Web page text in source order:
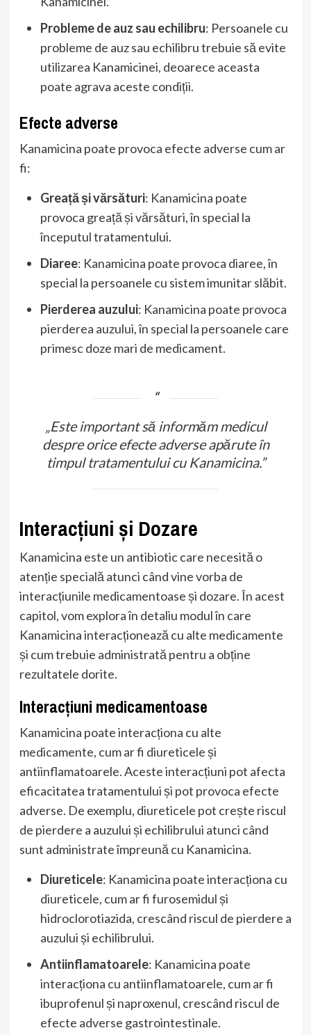
Probleme de auz sau echilibru: Persoanele cu
probleme de auz sau echilibru trebuie să evite
utilizarea Kanamicinei, deoarece aceasta
poate agrava aceste condiții.
Efecte adverse
Kanamicina poate provoca efecte adverse cum ar
fi:
Greață și vărsături: Kanamicina poate
provoca greață și vărsături, în special la
începutul tratamentului.
Diaree: Kanamicina poate provoca diaree, în
special la persoanele cu sistem imunitar slăbit.
Pierderea auzului: Kanamicina poate provoca
pierderea auzului, în special la persoanele care
primesc doze mari de medicament.
„Este important să informăm medicul
despre orice efecte adverse apărute în
timpul tratamentului cu Kanamicina.”
Interacțiuni și Dozare
Kanamicina este un antibiotic care necesită o
atenție specială atunci când vine vorba de
interacțiunile medicamentoase și dozare. În acest
capitol, vom explora în detaliu modul în care
Kanamicina interacționează cu alte medicamente
și cum trebuie administrată pentru a obține
rezultatele dorite.
Interacțiuni medicamentoase
Kanamicina poate interacționa cu alte
medicamente, cum ar fi diureticele și
antiinflamatoarele. Aceste interacțiuni pot afecta
eficacitatea tratamentului și pot provoca efecte
adverse. De exemplu, diureticele pot crește riscul
de pierdere a auzului și echilibrului atunci când
sunt administrate împreună cu Kanamicina.
Diureticele: Kanamicina poate interacționa cu
diureticele, cum ar fi furosemidul și
hidroclorotiazida, crescând riscul de pierdere a
auzului și echilibrului.
Antiinflamatoarele: Kanamicina poate
interacționa cu antiinflamatoarele, cum ar fi
ibuprofenul și naproxenul, crescând riscul de
efecte adverse gastrointestinale.